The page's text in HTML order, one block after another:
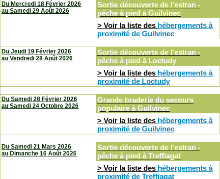
Du Mercredi 18 Février 2026
au Samedi 29 Août 2026
Sortie découverte de l'estran -
pêche à pied à Guilvinec
> Voir la liste des hébergements à
proximité de Guilvinec
Du Jeudi 19 Février 2026
au Vendredi 28 Août 2026
Sortie découverte de l'estran -
pêche à pied à Loctudy
> Voir la liste des hébergements à
proximité de Loctudy
Du Samedi 28 Février 2026
au Samedi 24 Octobre 2026
Grande braderie du secours
populaire à Guilvinec
> Voir la liste des hébergements à
proximité de Guilvinec
Du Samedi 21 Mars 2026
au Dimanche 16 Août 2026
Sortie découverte de l'estran -
pêche à pied à Treffiagat
> Voir la liste des hébergements à
proximité de Treffiagat